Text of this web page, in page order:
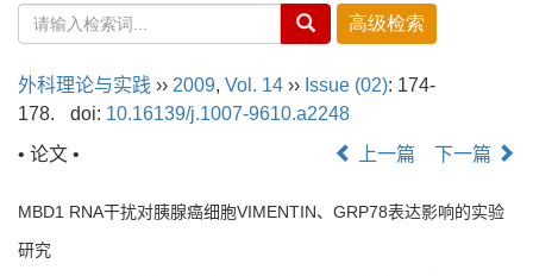
外科理论与实践 ›› 2009, Vol. 14 ›› Issue (02): 174-
178.
doi: 10.16139/j.1007-9610.a2248
• 论文 •
上一篇 下一篇
MBD1 RNA干扰对胰腺癌细胞VIMENTIN、GRP78表达影响的实验
研究